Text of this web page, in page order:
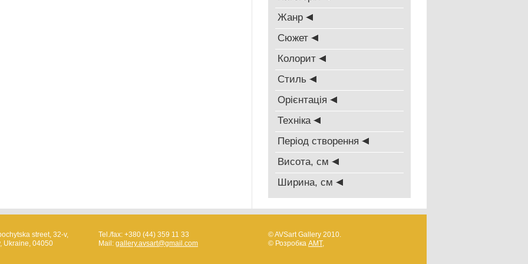
Жанр
Сюжет
Колорит
Стиль
Oрієнтація
Техніка
Період створення
Висота, см
Ширина, см
street, 32-v,
Ukraine, 04050
Tel./fax: +380 (44) 359 11 33
Mail: gallery.avsart@gmail.com
© AVSart Gallery 2010.
© Розробка AMT,